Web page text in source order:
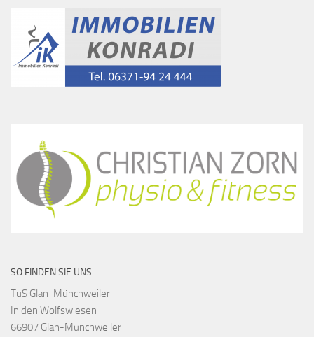
SO FINDEN SIE UNS
TuS Glan-Münchweiler
In den Wolfswiesen
66907 Glan-Münchweiler